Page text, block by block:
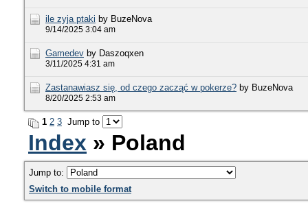
ile zyja ptaki by BuzeNova
9/14/2025 3:04 am
Gamedev by Daszoqxen
3/11/2025 4:31 am
Zastanawiasz się, od czego zacząć w pokerze? by BuzeNova
8/20/2025 2:53 am
1 2 3 Jump to
Index » Poland
Jump to:
Switch to mobile format